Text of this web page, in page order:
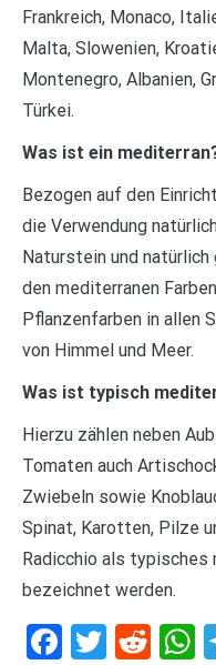
Frankreich, Monaco,
Malta, Slowenien,
Montenegro, Albanien,
Türkei.
Was ist ein
Bezogen auf den
die Verwendung
Naturstein und
den mediterranen
Pflanzenfarben in allen
von Himmel und Meer.
Was ist typisch
Hierzu zählen neben
Tomaten auch
Zwiebeln sowie
Spinat, Karotten, Pilze
Radicchio als typisches
bezeichnet werden.
Facebook
Twitter